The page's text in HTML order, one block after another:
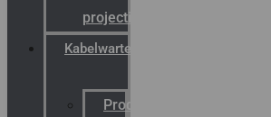
projectie
Kabelwartels
Productcatalogus